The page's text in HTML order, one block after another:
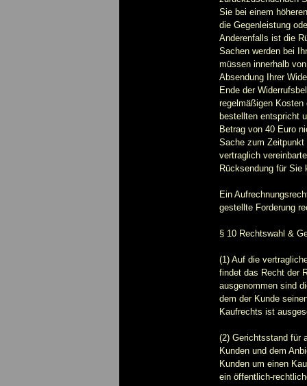
Sie bei einem
die Gegenleistung
Anderenfalls ist die
Sachen werden bei
müssen innerhalb
Absendung Ihrer
Ende der
regelmäßigen Kosten
bestellten entspricht
Betrag von 40 Euro
Sache zum Zeitpunkt
vertraglich
Rücksendung für Sie
Ein
gestellte Forderung
§ 10 Rechtswahl &
(1) Auf die
findet das Recht der
ausgenommen sind
dem der Kunde
Kaufrechts ist
(2) Gerichtsstand für
Kunden und dem
Kunden um einen
ein öffentlich-